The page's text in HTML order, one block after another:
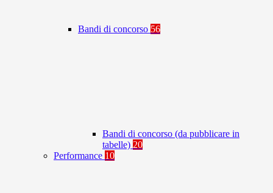
Bandi di concorso 56
Bandi di concorso (da pubblicare in
tabelle) 20
Performance 10